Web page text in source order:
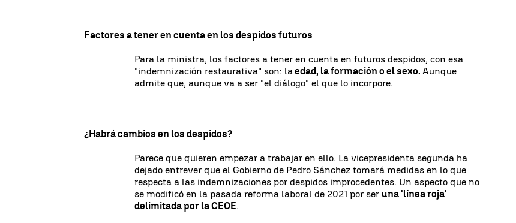
Factores a tener en cuenta en los despidos futuros
Para la ministra, los factores a tener en cuenta en futuros despidos, con esa
"indemnización restaurativa" son: la edad, la formación o el sexo. Aunque
admite que, aunque va a ser "el diálogo" el que lo incorpore.
¿Habrá cambios en los despidos?
Parece que quieren empezar a trabajar en ello. La vicepresidenta segunda ha
dejado entrever que el Gobierno de Pedro Sánchez tomará medidas en lo que
respecta a las indemnizaciones por despidos improcedentes. Un aspecto que no
se modificó en la pasada reforma laboral de 2021 por ser una 'línea roja'
delimitada por la CEOE.